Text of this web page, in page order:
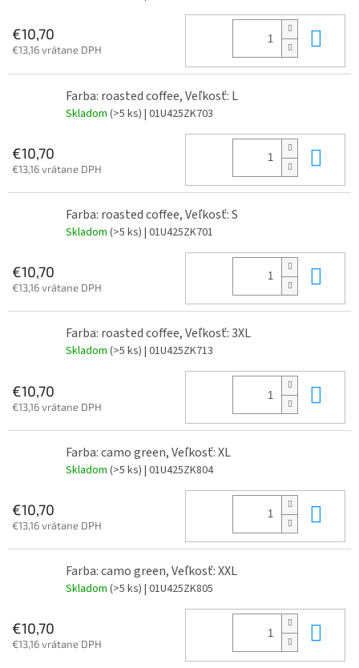
€10,70
€13,16 vrátane DPH
Farba: roasted coffee, Veľkosť: L
Skladom (>5 ks) | 01U425ZK703
€10,70
€13,16 vrátane DPH
Farba: roasted coffee, Veľkosť: S
Skladom (>5 ks) | 01U425ZK701
€10,70
€13,16 vrátane DPH
Farba: roasted coffee, Veľkosť: 3XL
Skladom (>5 ks) | 01U425ZK713
€10,70
€13,16 vrátane DPH
Farba: camo green, Veľkosť: XL
Skladom (>5 ks) | 01U425ZK804
€10,70
€13,16 vrátane DPH
Farba: camo green, Veľkosť: XXL
Skladom (>5 ks) | 01U425ZK805
€10,70
€13,16 vrátane DPH